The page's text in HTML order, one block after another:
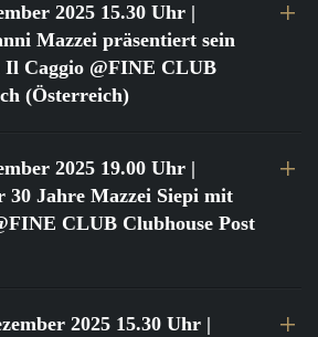
2025 15.30 Uhr |
Mazzei präsentiert sein
Il Caggio @FINE CLUB
(Österreich)
2025 19.00 Uhr |
30 Jahre Mazzei Siepi mit
CLUB Clubhouse Post
2025 15.30 Uhr |